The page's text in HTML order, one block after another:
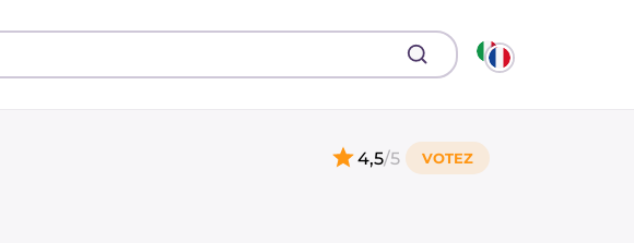
4,5/5